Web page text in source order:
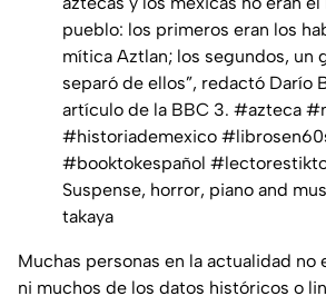
pueblo: los primeros eran los
mítica Aztlan; los segundos, un
separó de ellos”, redactó Darío
artículo de la BBC 3. #azteca
#historiademexico
#booktokespañol
Suspense, horror, piano and
takaya
Muchas personas en la actualidad no
ni muchos de los datos históricos o